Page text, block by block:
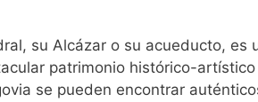
su Alcázar o su acueducto, es
patrimonio histórico-
se pueden encontrar